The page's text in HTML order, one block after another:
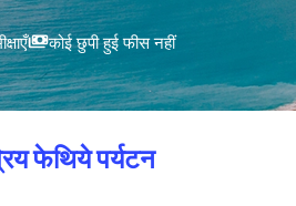
24/7 ग्राहक सेवा
फेथिये पर्यटन